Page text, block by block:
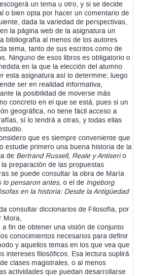
un tema u otro, y si se decide
o bien opta por hacer un comentario de
dada la variedad de perspectivas,
la página web de la asignatura un
bibliografía al menos de los autores
tema, tanto de sus escritos como de
Ninguno de esos libros es obligatorio o
en la que la elección del alumno
esta asignatura así lo determine; luego
ser en realidad informativa,
la posibilidad de moverse más
concreto en el que se está, pues si un
geográfica, no tiene fácil acceso a
sí lo tendrá a otras, y todas ellas
que es siempre conveniente que
estudie primero una buena historia de la
de Bertrand Russell, Reale y Antiserio
la preparación de las propuestas
se puede consultar la obra de María
lo pensaron antes, o el de Ingeborg
en la historia: Desde la Antigüedad
consultar diccionarios de Filosofía, por
Mora,
a fin de obtener una visión de conjunto
conocimientos necesarios para definir
y aquellos temas en los que vea que
intereses filosóficos. Esa lectura suplirá
clases magistrales, o al menos
actividades que puedan desarrollarse